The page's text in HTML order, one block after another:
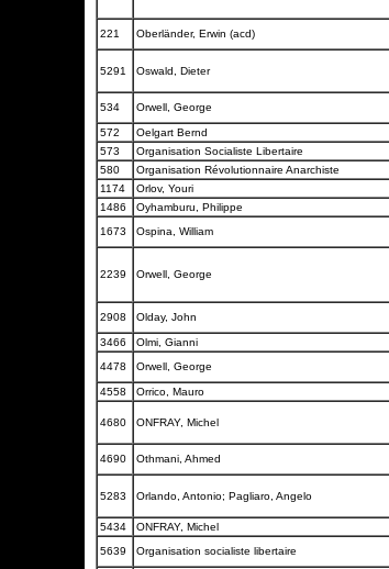
221
Oberländer, Erwin (acd)
5291 Oswald, Dieter
534
Orwell, George
572
Oelgart Bernd
573
Organisation Socialiste Libertaire
580
Organisation Révolutionnaire Anarchiste
1174
Orlov, Youri
1486
Oyhamburu, Philippe
1673
Ospina, William
2239 Orwell, George
2908
Olday, John
3466 Olmi, Gianni
4478
Orwell, George
4558
Orrico, Mauro
4680 ONFRAY, Michel
4690
Othmani, Ahmed
5283 Orlando, Antonio; Pagliaro, Angelo
5434
ONFRAY, Michel
5639
Organisation socialiste libertaire